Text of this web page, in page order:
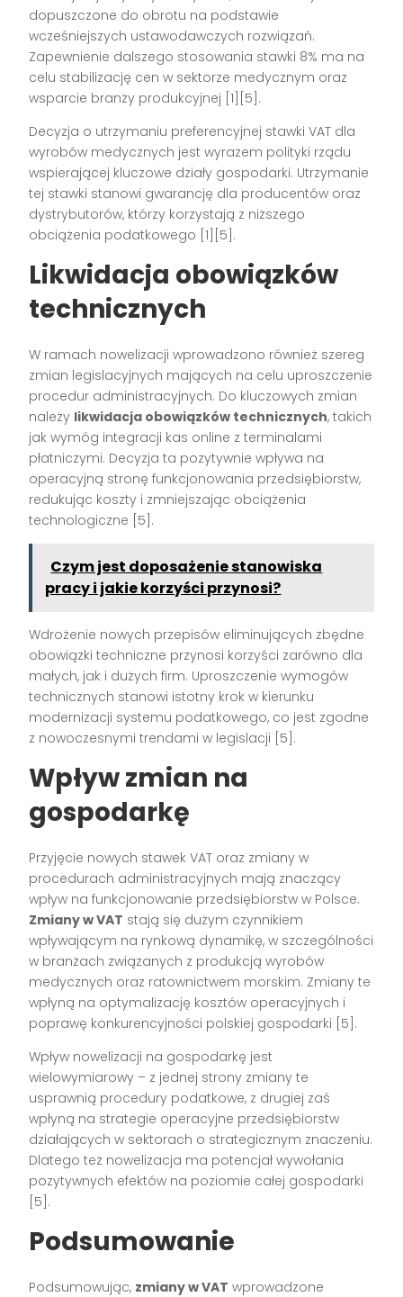
dopuszczone do obrotu na podstawie
wcześniejszych ustawodawczych rozwiązań.
Zapewnienie dalszego stosowania stawki 8% ma na
celu stabilizację cen w sektorze medycznym oraz
wsparcie branży produkcyjnej [1][5].
Decyzja o utrzymaniu preferencyjnej stawki VAT dla
wyrobów medycznych jest wyrazem polityki rządu
wspierającej kluczowe działy gospodarki. Utrzymanie
tej stawki stanowi gwarancję dla producentów oraz
dystrybutorów, którzy korzystają z niższego
obciążenia podatkowego [1][5].
Likwidacja obowiązków
technicznych
W ramach nowelizacji wprowadzono również szereg
zmian legislacyjnych mających na celu uproszczenie
procedur administracyjnych. Do kluczowych zmian
należy likwidacja obowiązków technicznych, takich
jak wymóg integracji kas online z terminalami
płatniczymi. Decyzja ta pozytywnie wpływa na
operacyjną stronę funkcjonowania przedsiębiorstw,
redukując koszty i zmniejszając obciążenia
technologiczne [5].
Czym jest doposażenie stanowiska
pracy i jakie korzyści przynosi?
Wdrożenie nowych przepisów eliminujących zbędne
obowiązki techniczne przynosi korzyści zarówno dla
małych, jak i dużych firm. Uproszczenie wymogów
technicznych stanowi istotny krok w kierunku
modernizacji systemu podatkowego, co jest zgodne
z nowoczesnymi trendami w legislacji [5].
Wpływ zmian na
gospodarkę
Przyjęcie nowych stawek VAT oraz zmiany w
procedurach administracyjnych mają znaczący
wpływ na funkcjonowanie przedsiębiorstw w Polsce.
Zmiany w VAT stają się dużym czynnikiem
wpływającym na rynkową dynamikę, w szczególności
w branżach związanych z produkcją wyrobów
medycznych oraz ratownictwem morskim. Zmiany te
wpłyną na optymalizację kosztów operacyjnych i
poprawę konkurencyjności polskiej gospodarki [5].
Wpływ nowelizacji na gospodarkę jest
wielowymiarowy – z jednej strony zmiany te
usprawnią procedury podatkowe, z drugiej zaś
wpłyną na strategie operacyjne przedsiębiorstw
działających w sektorach o strategicznym znaczeniu.
Dlatego też nowelizacja ma potencjał wywołania
pozytywnych efektów na poziomie całej gospodarki
[5].
Podsumowanie
Podsumowując, zmiany w VAT wprowadzone